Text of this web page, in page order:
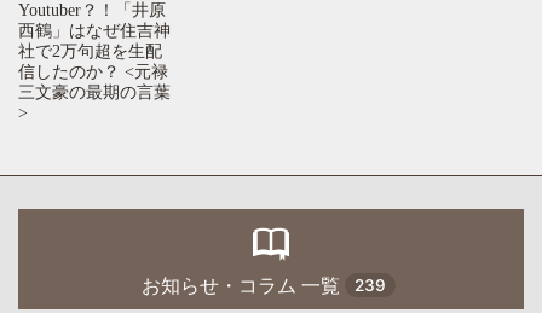
Youtuber？！「井原
西鶴」はなぜ住吉神
社で2万句超を生配
信したのか？ <元禄
三文豪の最期の言葉
>
お知らせ・コラム 一覧 239